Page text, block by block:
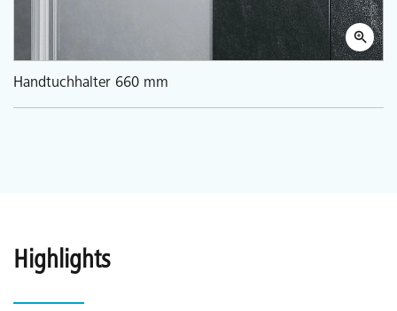
Handtuchhalter 660 mm
Highlights